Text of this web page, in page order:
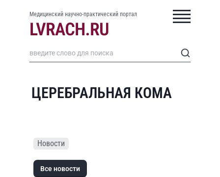
Медицинский научно-практический портал
ЦЕРЕБРАЛЬНАЯ КОМА
Новости
Все новости